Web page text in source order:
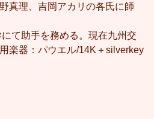
真理、吉岡アカリの各氏に師
て助手を務める。現在九州交
楽器：パウエル/14K＋silverkey